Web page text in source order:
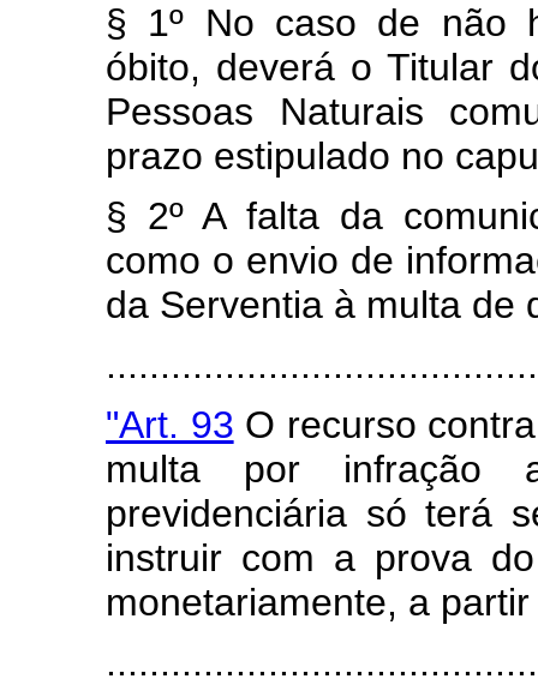
§ 1º No caso de não
óbito, deverá o Titular
Pessoas Naturais
prazo estipulado no
§ 2º A falta da
como o envio de
da Serventia à multa de
"Art. 93 O recurso
multa por infração
previdenciária só terá
instruir com a prova
monetariamente, a